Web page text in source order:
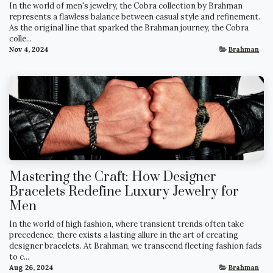
In the world of men's jewelry, the Cobra collection by Brahman
represents a flawless balance between casual style and refinement.
As the original line that sparked the Brahman journey, the Cobra
colle...
Nov 4, 2024 Brahman
Mastering the Craft: How Designer
Bracelets Redefine Luxury Jewelry for
Men
In the world of high fashion, where transient trends often take
precedence, there exists a lasting allure in the art of creating
designer bracelets. At Brahman, we transcend fleeting fashion fads
to c...
Aug 26, 2024 Brahman